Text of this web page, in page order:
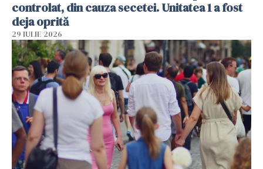
controlat, din cauza secetei. Unitatea 1 a fost
deja oprită
29 IULIE 2026